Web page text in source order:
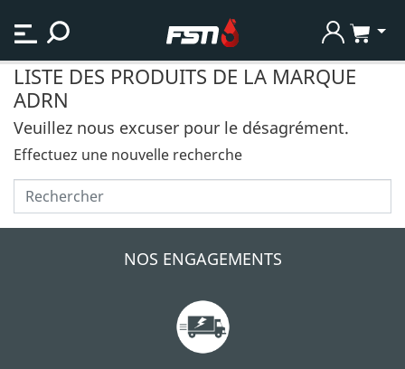
LISTE DES PRODUITS DE LA MARQUE
ADRN
Veuillez nous excuser pour le désagrément.
Effectuez une nouvelle recherche
NOS ENGAGEMENTS